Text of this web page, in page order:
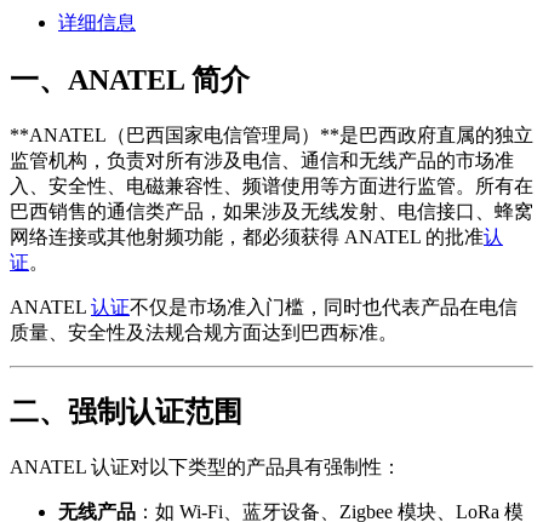
详细信息
一、ANATEL 简介
**ANATEL（巴西国家电信管理局）**是巴西政府直属的独立
监管机构，负责对所有涉及电信、通信和无线产品的市场准
入、安全性、电磁兼容性、频谱使用等方面进行监管。所有在
巴西销售的通信类产品，如果涉及无线发射、电信接口、蜂窝
网络连接或其他射频功能，都必须获得 ANATEL 的批准认
证。
ANATEL 认证不仅是市场准入门槛，同时也代表产品在电信
质量、安全性及法规合规方面达到巴西标准。
二、强制认证范围
ANATEL 认证对以下类型的产品具有强制性：
无线产品 ：如 Wi-Fi、蓝牙设备、Zigbee 模块、LoRa 模